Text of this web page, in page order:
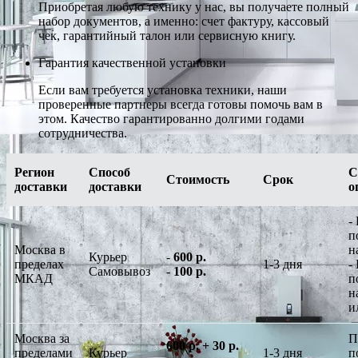
Приобретая любую технику у нас, вы получаете полный
набор документов, а именно: счет фактуру, кассовый
чек, гарантийный талон или сервисную книгу.
Гарантия качественной установки
Если вам требуется установка техники, наши
проверенные партнеры всегда готовы помочь вам в
этом. Качество гарантированно долгими годами
сотрудничества.
Регион
доставки
Способ
доставки
Стоимость Срок
Москва в
пределах
МКАД
Курьер
Самовывоз
-600 р.
-100 р.
1-3 дня
-
-
Москва за
пределами
Курьер
600 р. + 30 р.
1-3 дня